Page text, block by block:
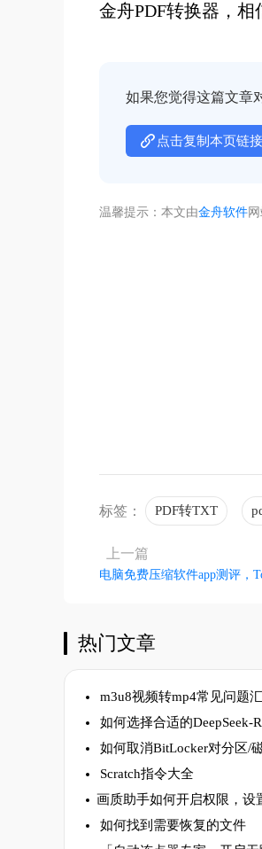
金舟PDF转换器，相
如果您觉得这篇文章
点击复制本页链接
温馨提示：本文由金舟软件
标签： PDF转TXT
上一篇
电脑免费压缩软件app测评，
热门文章
m3u8视频转mp4常见问题
如何选择合适的DeepSeek-
如何取消BitLocker对分区/
Scratch指令大全
画质助手如何开启权限，设
如何找到需要恢复的文件